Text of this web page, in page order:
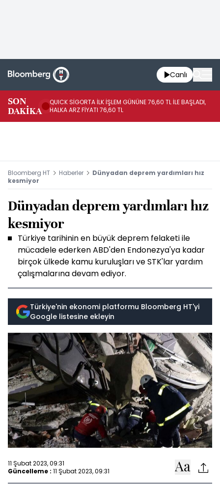
Canlı
SON
DAKİKA
QUICK SİGORTA İLK İŞLEM GÜNÜNE 76,60 TL İLE BAŞLADI,
HALKA ARZ FİYATI 76,60 TL
Bloomberg HT Haberler
Dünyadan deprem yardımları hız
kesmiyor
Dünyadan deprem yardımları hız
kesmiyor
Türkiye tarihinin en büyük deprem felaketi ile
mücadele ederken ABD'den Endonezya'ya kadar
birçok ülkede kamu kuruluşları ve STK'lar yardım
çalışmalarına devam ediyor.
Türkiye'nin ekonomi platformu Bloomberg HT'yi
Google listesine ekleyin
11 Şubat 2023, 09:31
Güncelleme : 11 Şubat 2023, 09:31